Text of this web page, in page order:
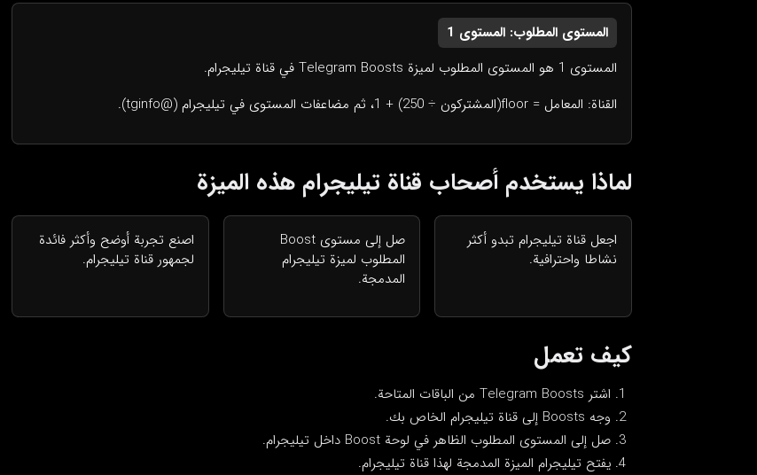
المستوى المطلوب: المستوى 1
المستوى 1 هو المستوى المطلوب لميزة Telegram Boosts في قناة تيليجرام.
القناة: المعامل = floor(المشتركون ÷ 250) + 1، ثم مضاعفات المستوى في تيليجرام (@tginfo).
لماذا يستخدم أصحاب قناة تيليجرام هذه الميزة
اجعل قناة تيليجرام تبدو أكثر
نشاطا واحترافية.
صل إلى مستوى Boost
المطلوب لميزة تيليجرام
المدمجة.
اصنع تجربة أوضح وأكثر فائدة
لجمهور قناة تيليجرام.
كيف تعمل
اشتر Telegram Boosts من الباقات المتاحة.
وجه Boosts إلى قناة تيليجرام الخاص بك.
صل إلى المستوى المطلوب الظاهر في لوحة Boost داخل تيليجرام.
يفتح تيليجرام الميزة المدمجة لهذا قناة تيليجرام.